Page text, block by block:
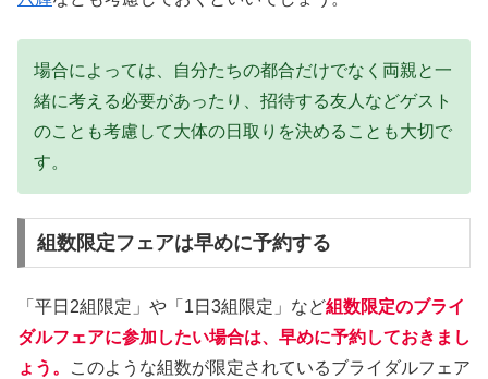
場合によっては、自分たちの都合だけでなく両親と一
緒に考える必要があったり、招待する友人などゲスト
のことも考慮して大体の日取りを決めることも大切で
す。
組数限定フェアは早めに予約する
「平日2組限定」や「1日3組限定」など組数限定のブライ
ダルフェアに参加したい場合は、早めに予約しておきまし
ょう。
このような組数が限定されているブライダルフェア